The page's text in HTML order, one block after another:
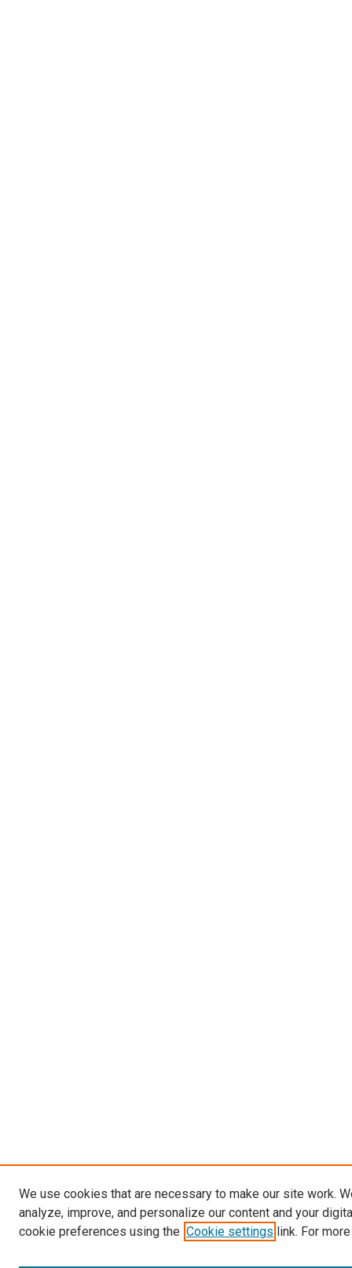
We use cookies that are necessary to make our site work.
analyze, improve, and personalize our content and your
cookie preferences using the Cookie settings link. For